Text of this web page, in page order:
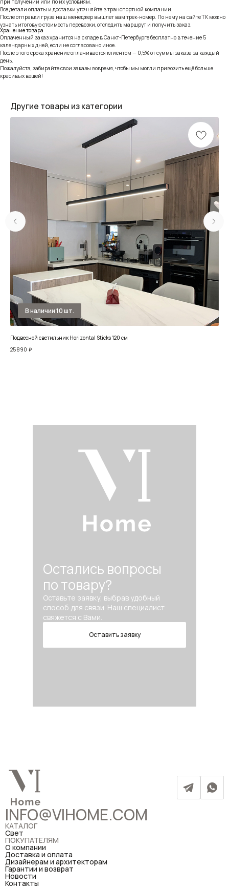
при получении или по их условиям.
Все детали оплаты и доставки уточняйте в транспортной компании.
После отправки груза наш менеджер вышлет вам трек-номер. По нему на сайте ТК можно
узнать итоговую стоимость перевозки, отследить маршрут и получить заказ.
Хранение товара
Оплаченный заказ хранится на складе в Санкт-Петербурге бесплатно в течение 5
календарных дней, если не согласовано иное.
После этого срока хранение оплачивается клиентом — 0,5% от суммы заказа за каждый
день.
Пожалуйста, забирайте свои заказы вовремя, чтобы мы могли привозить ещё больше
красивых вещей!
Другие товары из категории
Подвесной светильник Horizontal Sticks 120 см
25 890 ₽
Остались вопросы
по товару?
Оставьте заявку, выбрав удобный
способ для связи. Наш специалист
свяжется с Вами.
Оставить заявку
INFO@VIHOME.COM
КАТАЛОГ
Свет
ПОКУПАТЕЛЯМ
О компании
Доставка и оплата
Дизайнерам и архитекторам
Гарантии и возврат
Новости
Контакты